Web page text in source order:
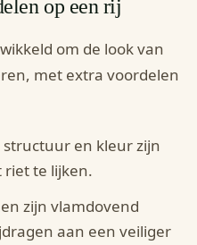
op een rij
om de look van
met extra voordelen
en kleur zijn
riet te lijken.
zijn vlamdovend
aan een veiliger